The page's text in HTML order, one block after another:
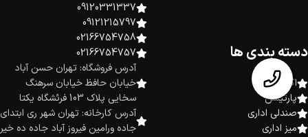
دسته بندی ها
اکسسوری
پارتیشن
صندلی اداری
میز اداری
09120331337
09121215797
02166754758
02166754757
آدرس فروشگاه: تهران حسن آباد
خیابان حافظ خیابان سرهنگ
سخایی پلاک 103 فرئشگاه یکتا
آدرس کارخانه: تهران شهر ری ابتدای
جاده ورامین فیروز آباد جاده ده خیر